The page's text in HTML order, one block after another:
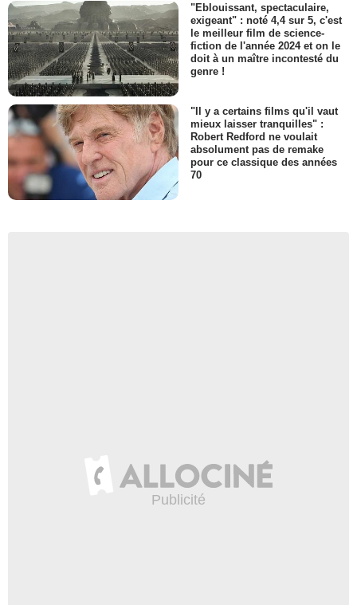
"Eblouissant, spectaculaire,
exigeant" : noté 4,4 sur 5, c'est
le meilleur film de science-
fiction de l'année 2024 et on le
doit à un maître incontesté du
genre !
"Il y a certains films qu'il vaut
mieux laisser tranquilles" :
Robert Redford ne voulait
absolument pas de remake
pour ce classique des années
70